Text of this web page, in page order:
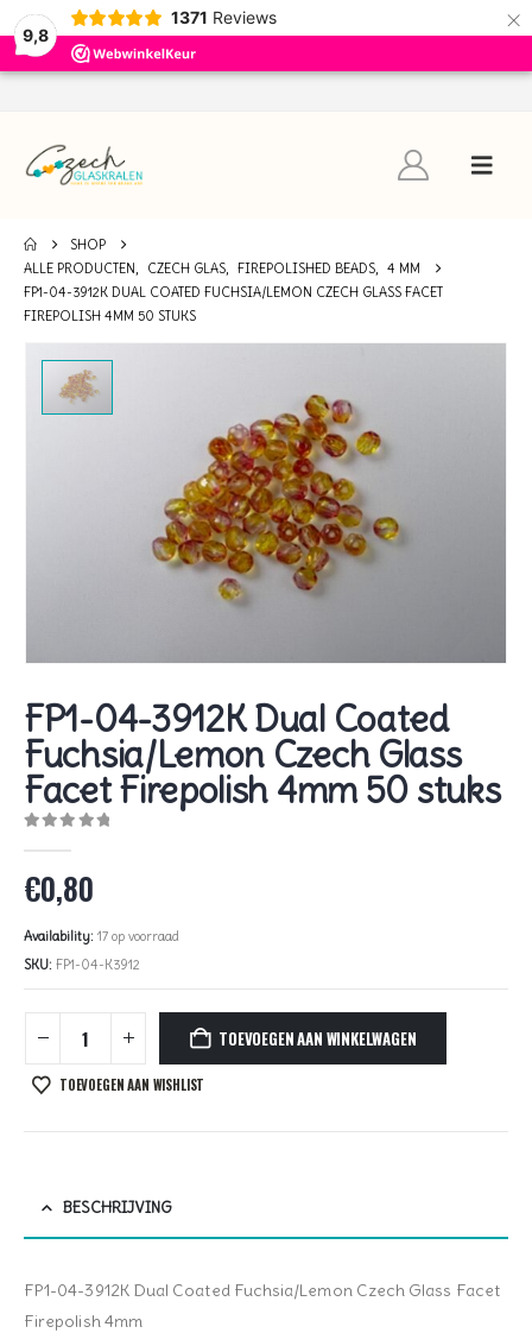
9,8
1371 Reviews ×
SHOP
ALLE PRODUCTEN, CZECH GLAS, FIREPOLISHED BEADS, 4 MM
FP1-04-3912K DUAL COATED FUCHSIA/LEMON CZECH GLASS FACET
FIREPOLISH 4MM 50 STUKS
FP1-04-3912K Dual Coated
Fuchsia/Lemon Czech Glass
Facet Firepolish 4mm 50 stuks
€0,80
Availability: 17 op voorraad
SKU: FP1-04-K3912
TOEVOEGEN AAN WINKELWAGEN
TOEVOEGEN AAN WISHLIST
BESCHRIJVING
FP1-04-3912K Dual Coated Fuchsia/Lemon Czech Glass Facet
Firepolish 4mm